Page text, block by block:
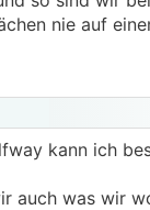
nie auf
kann ich
auch was wir